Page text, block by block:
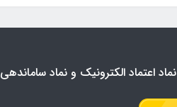
نماد اعتماد الکترونیک و نماد ساماندهی